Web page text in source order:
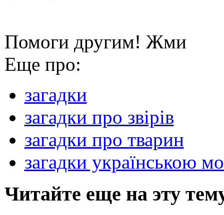
Помоги другим! Жми
Еще про:
загадки
загадки про звірів
загадки про тварин
загадки українською
Читайте еще на эту